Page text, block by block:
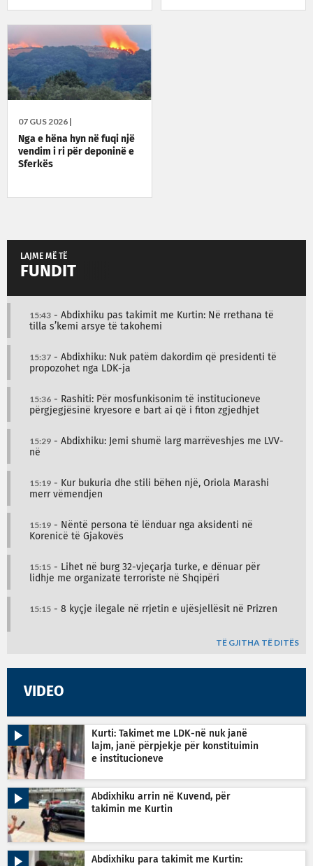
07 GUS 2026 |
Nga e hëna hyn në fuqi një
vendim i ri për deponinë e
Sferkës
LAJME MË TË
FUNDIT
15:43 - Abdixhiku pas takimit me Kurtin: Në rrethana të
tilla s’kemi arsye të takohemi
15:37 - Abdixhiku: Nuk patëm dakordim që presidenti të
propozohet nga LDK-ja
15:36 - Rashiti: Për mosfunkisonim të institucioneve
përgjegjësinë kryesore e bart ai që i fiton zgjedhjet
15:29 - Abdixhiku: Jemi shumë larg marrëveshjes me LVV-
në
15:19 - Kur bukuria dhe stili bëhen një, Oriola Marashi
merr vëmendjen
15:19 - Nëntë persona të lënduar nga aksidenti në
Korenicë të Gjakovës
15:15 - Lihet në burg 32-vjeçarja turke, e dënuar për
lidhje me organizatë terroriste në Shqipëri
15:15 - 8 kyçje ilegale në rrjetin e ujësjellësit në Prizren
TË GJITHA TË DITËS
VIDEO
Kurti: Takimet me LDK-në nuk janë
lajm, janë përpjekje për konstituimin
e institucioneve
Abdixhiku arrin në Kuvend, për
takimin me Kurtin
Abdixhiku para takimit me Kurtin: